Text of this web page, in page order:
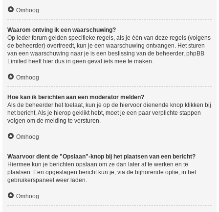
Omhoog
Waarom ontving ik een waarschuwing?
Op ieder forum gelden specifieke regels, als je één van deze regels (volgens
de beheerder) overtreedt, kun je een waarschuwing ontvangen. Het sturen
van een waarschuwing naar je is een beslissing van de beheerder, phpBB
Limited heeft hier dus in geen geval iets mee te maken.
Omhoog
Hoe kan ik berichten aan een moderator melden?
Als de beheerder het toelaat, kun je op de hiervoor dienende knop klikken bij
het bericht. Als je hierop geklikt hebt, moet je een paar verplichte stappen
volgen om de melding te versturen.
Omhoog
Waarvoor dient de "Opslaan"-knop bij het plaatsen van een bericht?
Hiermee kun je berichten opslaan om ze dan later af te werken en te
plaatsen. Een opgeslagen bericht kun je, via de bijhorende optie, in het
gebruikerspaneel weer laden.
Omhoog